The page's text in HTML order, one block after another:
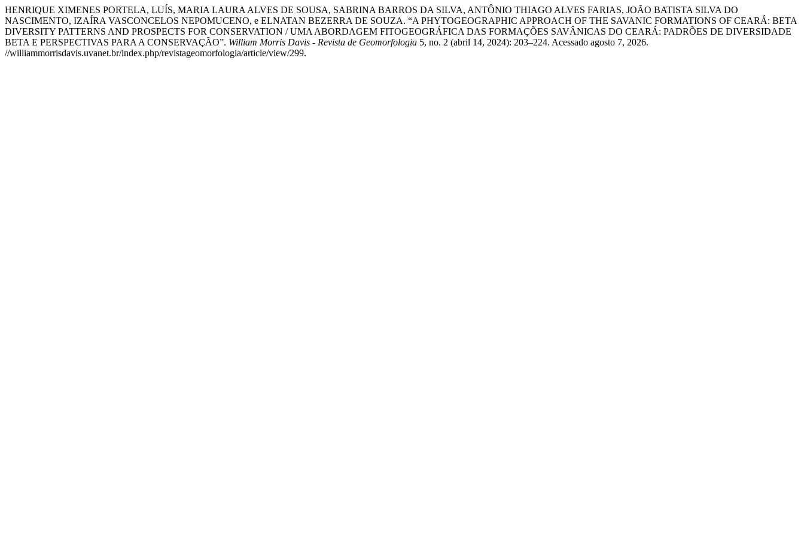
HENRIQUE XIMENES PORTELA, LUÍS, MARIA LAURA ALVES DE SOUSA, SABRINA BARROS DA SILVA, ANTÔNIO THIAGO ALVES FARIAS, JOÃO BATISTA SILVA DO
NASCIMENTO, IZAÍRA VASCONCELOS NEPOMUCENO, e ELNATAN BEZERRA DE SOUZA. “A PHYTOGEOGRAPHIC APPROACH OF THE SAVANIC FORMATIONS OF CEARÁ: BETA
DIVERSITY PATTERNS AND PROSPECTS FOR CONSERVATION / UMA ABORDAGEM FITOGEOGRÁFICA DAS FORMAÇÕES SAVÂNICAS DO CEARÁ: PADRÕES DE DIVERSIDADE
BETA E PERSPECTIVAS PARA A CONSERVAÇÃO”. William Morris Davis - Revista de Geomorfologia 5, no. 2 (abril 14, 2024): 203–224. Acessado agosto 7, 2026.
//williammorrisdavis.uvanet.br/index.php/revistageomorfologia/article/view/299.